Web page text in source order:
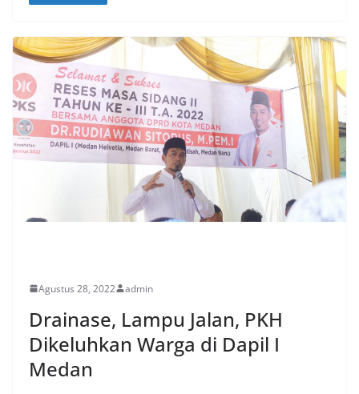
Agustus 28, 2022 admin
Drainase, Lampu Jalan, PKH
Dikeluhkan Warga di Dapil I
Medan